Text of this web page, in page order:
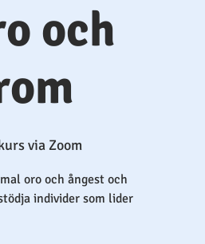
och
via Zoom
oro och ångest och
individer som lider